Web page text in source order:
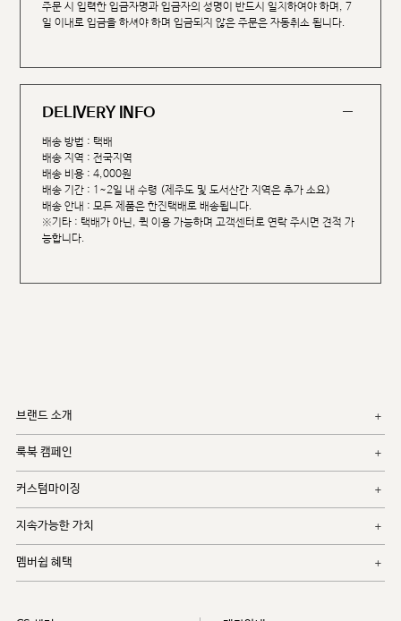
주문 시 입력한 입금자명과 입금자의 성명이 반드시 일치하여야 하며, 7
일 이내로 입금을 하셔야 하며 입금되지 않은 주문은 자동취소 됩니다.
DELIVERY INFO
배송 방법 : 택배
배송 지역 : 전국지역
배송 비용 : 4,000원
배송 기간 : 1~2일 내 수령 (제주도 및 도서산간 지역은 추가 소요)
배송 안내 : 모든 제품은 한진택배로 배송됩니다.
※기타 : 택배가 아닌, 퀵 이용 가능하며 고객센터로 연락 주시면 견적 가
능합니다.
브랜드 소개
룩북 캠페인
커스텀마이징
지속가능한 가치
멤버쉽 혜택